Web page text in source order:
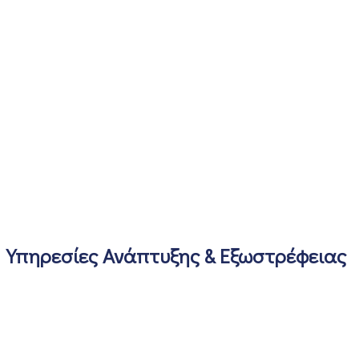
Υπηρεσίες Ανάπτυξης & Εξωστρέφειας